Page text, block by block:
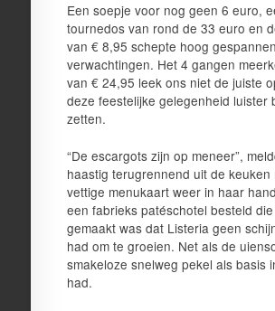
Een soepje voor nog geen 6 euro,
tournedos van rond de 33 euro en
van € 8,95 schepte hoog gespannen
verwachtingen. Het 4 gangen
van € 24,95 leek ons niet de juiste
deze feestelijke gelegenheid luister
zetten.
“De escargots zijn op meneer”,
haastig terugrennend uit de keuken
vettige menukaart weer in haar
een fabrieks patéschotel besteld
gemaakt was dat Listeria geen
had om te groeien. Net als de
smakeloze snelweg pekel als basis
had.